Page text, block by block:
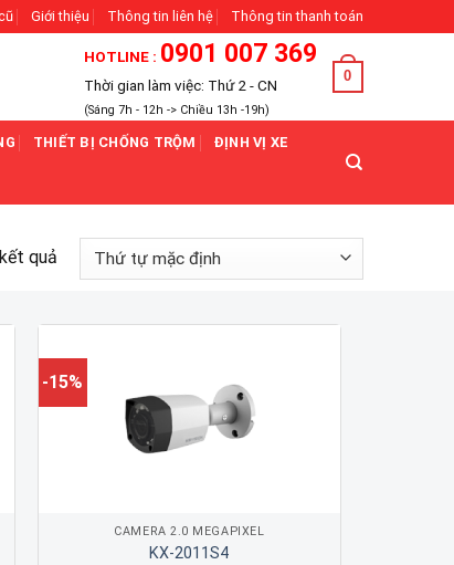
Giới thiệu Thông tin liên hệ Thông tin thanh toán
HOTLINE : 0901 007 369
Thời gian làm việc: Thứ 2 - CN
(Sáng 7h - 12h -> Chiều 13h -19h)
0
THIẾT BỊ CHỐNG TRỘM ĐỊNH VỊ XE
quả
-15%
CAMERA 2.0 MEGAPIXEL
KX-2011S4